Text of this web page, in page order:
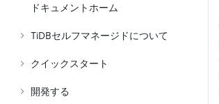
ドキュメントホーム
TiDBセルフマネージドについて
クイックスタート
開発する